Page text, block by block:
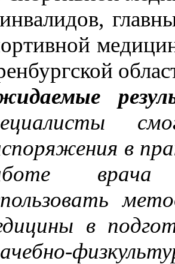
в
врача
в